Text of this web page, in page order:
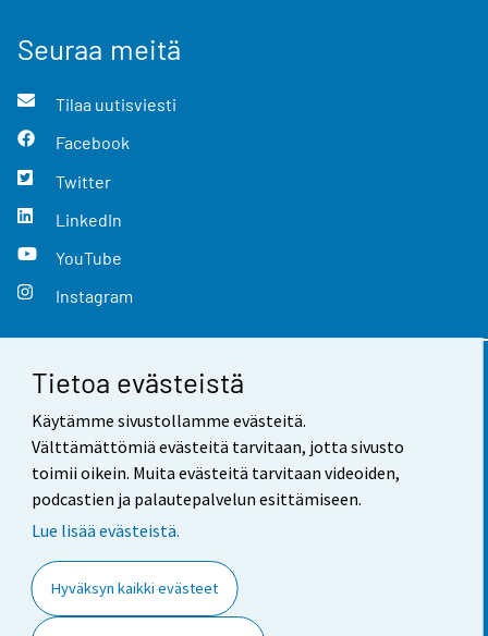
Tietoa evästeistä
Käytämme sivustollamme evästeitä.
Välttämättömiä evästeitä tarvitaan, jotta sivusto
toimii oikein. Muita evästeitä tarvitaan videoiden,
podcastien ja palautepalvelun esittämiseen.
Lue lisää evästeistä.
Hyväksyn kaikki evästeet
Seuraa meitä
Tilaa uutisviesti
Facebook
Twitter
LinkedIn
YouTube
Instagram
Yhteystiedot
Palaute
Käyttöehdot
Saavutettavuus
Tietoa sivustosta